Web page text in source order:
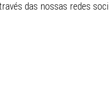
das nossas redes